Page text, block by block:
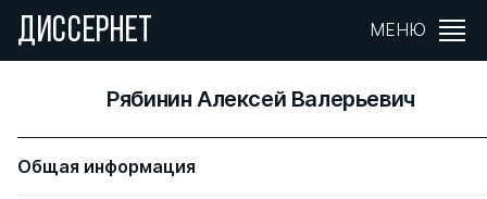
ДИССЕРНЕТ МЕНЮ
Рябинин Алексей Валерьевич
Общая информация